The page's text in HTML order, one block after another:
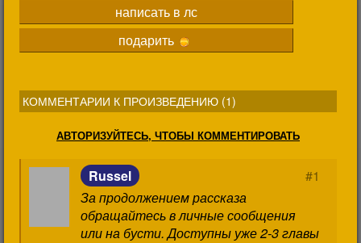
написать в лс
подарить
КОММЕНТАРИИ К ПРОИЗВЕДЕНИЮ (1)
АВТОРИЗУЙТЕСЬ, ЧТОБЫ КОММЕНТИРОВАТЬ
Russel
#1
За продолжением рассказа
обращайтесь в личные сообщения
или на бусти. Доступны уже 2-3 главы